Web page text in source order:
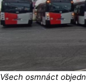
Všech osmnáct